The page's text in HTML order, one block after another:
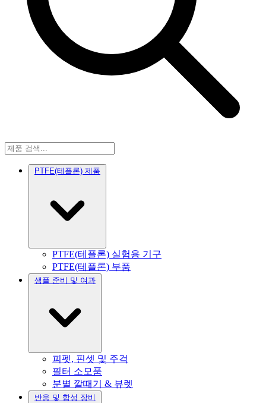
PTFE(테플론) 제품
PTFE(테플론) 실험용 기구
PTFE(테플론) 부품
샘플 준비 및 여과
피펫, 핀셋 및 주걱
필터 소모품
분별 깔때기 & 뷰렛
반응 및 합성 장비